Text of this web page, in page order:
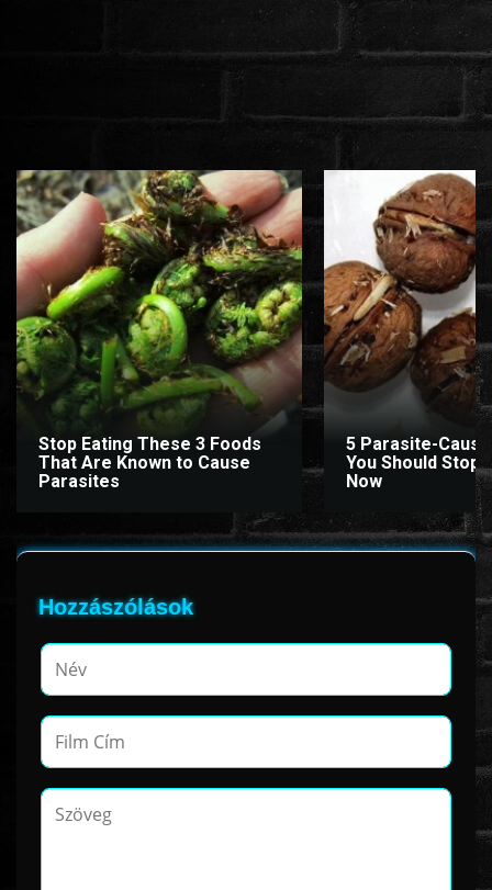
Stop Eating These 3 Foods
That Are Known to Cause
Parasites
5 Parasite-
You Should Stop
Now
Hozzászólások